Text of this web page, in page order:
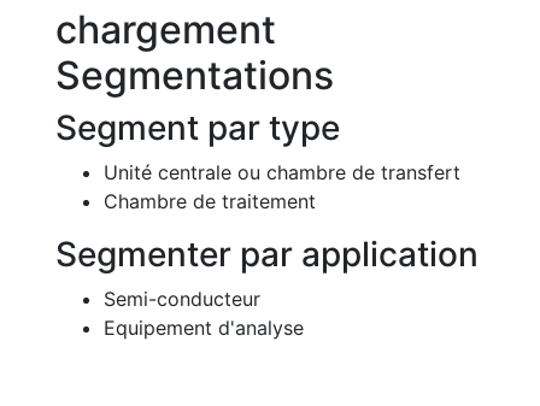
chargement
Segmentations
Segment par type
Unité centrale ou chambre de transfert
Chambre de traitement
Segmenter par application
Semi-conducteur
Equipement d'analyse